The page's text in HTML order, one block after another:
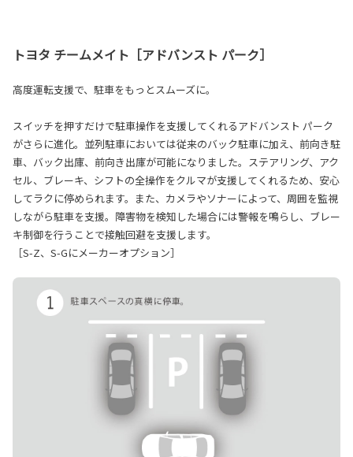
トヨタ チームメイト［アドバンスト パーク］
高度運転支援で、駐車をもっとスムーズに。
スイッチを押すだけで駐車操作を支援してくれるアドバンスト パーク
がさらに進化。並列駐車においては従来のバック駐車に加え、前向き駐
車、バック出庫、前向き出庫が可能になりました。ステアリング、アク
セル、ブレーキ、シフトの全操作をクルマが支援してくれるため、安心
してラクに停められます。また、カメラやソナーによって、周囲を監視
しながら駐車を支援。障害物を検知した場合には警報を鳴らし、ブレー
キ制御を行うことで接触回避を支援します。
［S-Z、S-Gにメーカーオプション］